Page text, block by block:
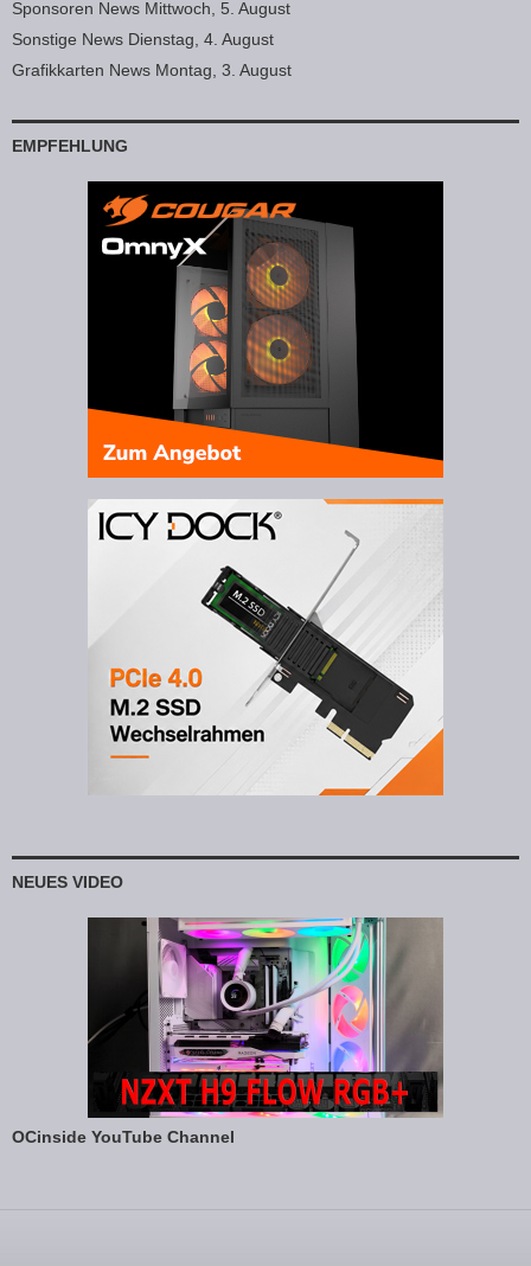
Sponsoren News Mittwoch, 5. August
Sonstige News Dienstag, 4. August
Grafikkarten News Montag, 3. August
EMPFEHLUNG
NEUES VIDEO
OCinside YouTube Channel